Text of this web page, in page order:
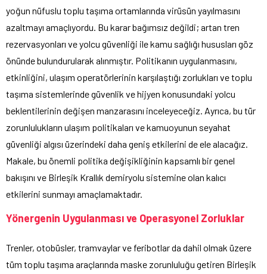
yoğun nüfuslu toplu taşıma ortamlarında virüsün yayılmasını
azaltmayı amaçlıyordu. Bu karar bağımsız değildi; artan tren
rezervasyonları ve yolcu güvenliği ile kamu sağlığı hususları göz
önünde bulundurularak alınmıştır. Politikanın uygulanmasını,
etkinliğini, ulaşım operatörlerinin karşılaştığı zorlukları ve toplu
taşıma sistemlerinde güvenlik ve hijyen konusundaki yolcu
beklentilerinin değişen manzarasını inceleyeceğiz. Ayrıca, bu tür
zorunlulukların ulaşım politikaları ve kamuoyunun seyahat
güvenliği algısı üzerindeki daha geniş etkilerini de ele alacağız.
Makale, bu önemli politika değişikliğinin kapsamlı bir genel
bakışını ve Birleşik Krallık demiryolu sistemine olan kalıcı
etkilerini sunmayı amaçlamaktadır.
Yönergenin Uygulanması ve Operasyonel Zorluklar
Trenler, otobüsler, tramvaylar ve feribotlar da dahil olmak üzere
tüm toplu taşıma araçlarında maske zorunluluğu getiren Birleşik